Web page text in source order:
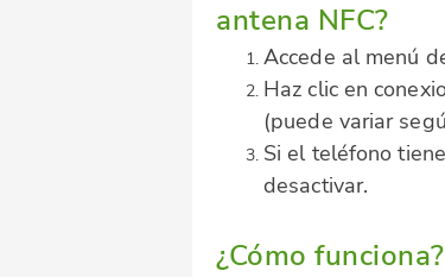
antena NFC?
Accede al menú
Haz clic en
(puede variar
Si el teléfono
desactivar.
¿Cómo funciona?